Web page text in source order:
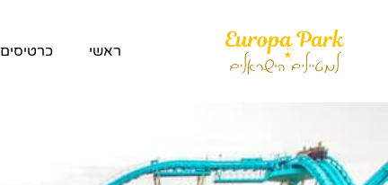
ראשי כרטיסים